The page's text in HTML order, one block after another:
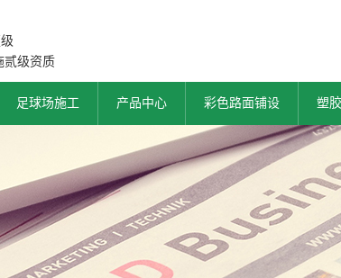
贰级资质
足球场施工 产品中心 彩色路面铺设 塑